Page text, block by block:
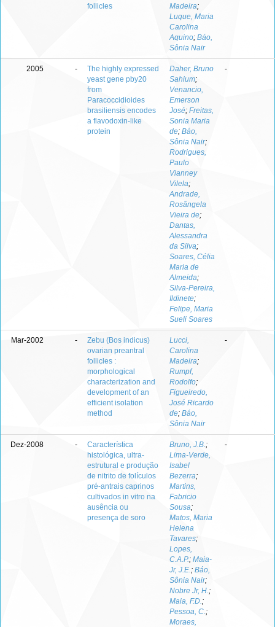
follicles Madeira;
Luque, Maria
Carolina
Aquino; Báo,
Sônia Nair
2005 -
The highly expressed
yeast gene pby20
from
Paracoccidioides
brasiliensis encodes
a flavodoxin-like
protein
Daher, Bruno
Sahium;
Venancio,
Emerson
José; Freitas,
Sonia Maria
de; Báo,
Sônia Nair;
Rodrigues,
Paulo
Vianney
Vilela;
Andrade,
Rosângela
Vieira de;
Dantas,
Alessandra
da Silva;
Soares, Célia
Maria de
Almeida;
Silva-Pereira,
Ildinete;
Felipe, Maria
Sueli Soares
-
Mar-2002 -
Zebu (Bos indicus)
ovarian preantral
follicles :
morphological
characterization and
development of an
efficient isolation
method
Lucci,
Carolina
Madeira;
Rumpf,
Rodolfo;
Figueiredo,
José Ricardo
de; Báo,
Sônia Nair
-
Dez-2008 -
Característica
histológica, ultra-
estrutural e produção
de nitrito de folículos
pré-antrais caprinos
cultivados in vitro na
ausência ou
presença de soro
Bruno, J.B.;
Lima-Verde,
Isabel
Bezerra;
Martins,
Fabricio
Sousa;
Matos, Maria
Helena
Tavares;
Lopes,
C.A.P.; Maia-
Jr, J.E.; Báo,
Sônia Nair;
Nobre Jr, H.;
Maia, F.D.;
Pessoa, C.;
Moraes,
-